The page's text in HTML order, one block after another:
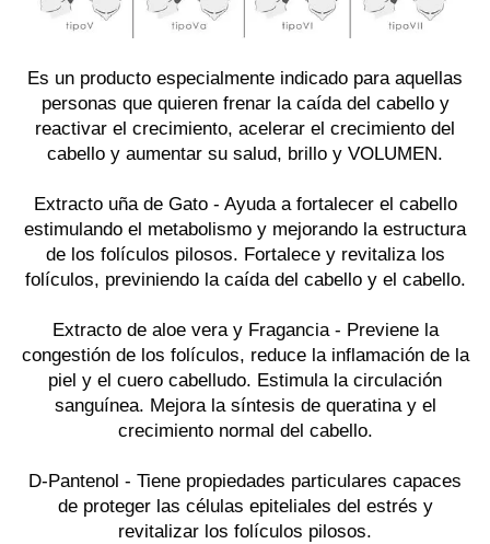
Es un producto especialmente indicado para aquellas
personas que quieren frenar la caída del cabello y
reactivar el crecimiento, acelerar el crecimiento del
cabello y aumentar su salud, brillo y VOLUMEN.
Extracto uña de Gato - Ayuda a fortalecer el cabello
estimulando el metabolismo y mejorando la estructura
de los folículos pilosos. Fortalece y revitaliza los
folículos, previniendo la caída del cabello y el cabello.
Extracto de aloe vera y Fragancia- Previene la
congestión de los folículos, reduce la inflamación de la
piel y el cuero cabelludo. Estimula la circulación
sanguínea. Mejora la síntesis de queratina y el
crecimiento normal del cabello.
D-Pantenol - Tiene propiedades particulares capaces
de proteger las células epiteliales del estrés y
revitalizar los folículos pilosos.